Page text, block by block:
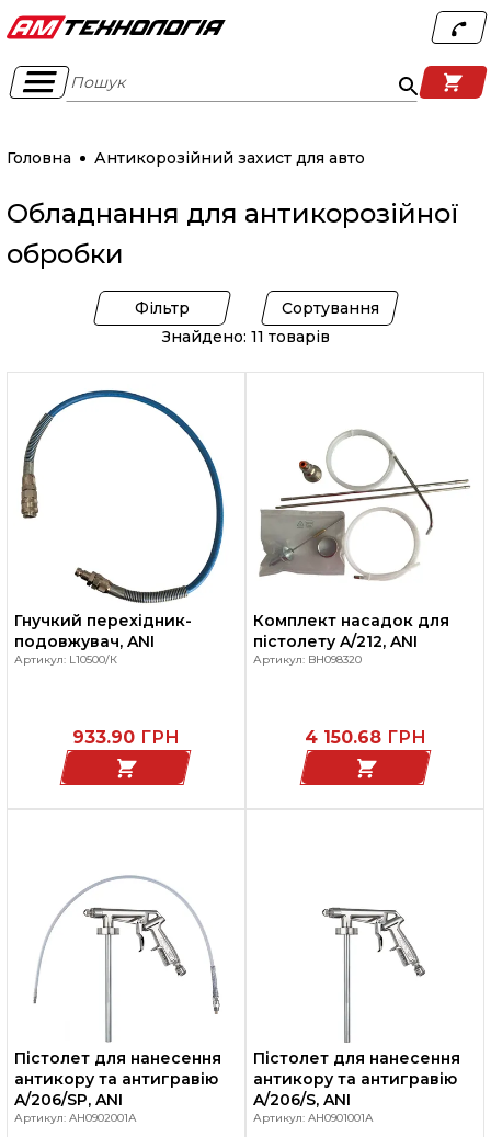
Пошук
Головна Антикорозійний захист для авто
Обладнання для антикорозійної
обробки
Фільтр
Сортування
Знайдено: 11 товарів
Гнучкий перехідник-
подовжувач, ANI
Артикул: L10500/К
933.90 ГРН
Комплект насадок для
пістолету A/212, ANI
Артикул: BH098320
4 150.68 ГРН
Пістолет для нанесення
антикору та антигравію
A/206/SP, ANI
Артикул: AH0902001А
Пістолет для нанесення
антикору та антигравію
A/206/S, ANI
Артикул: AH0901001А